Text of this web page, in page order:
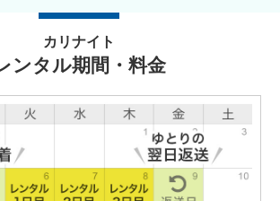
カリナイト
ンタル期間・料金